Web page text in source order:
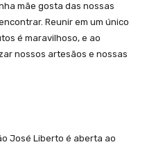
mãe gosta das nossas
Reunir em um único
é maravilhoso, e ao
nossos artesãos e nossas
José Liberto é aberta ao